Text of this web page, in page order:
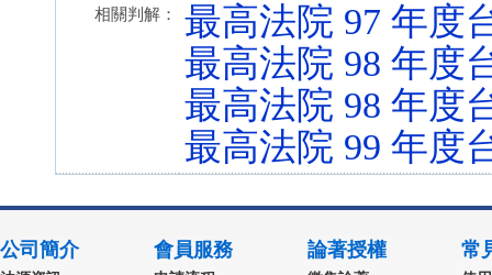
相關判解：
最高法院 97 年度
最高法院 98 年度
最高法院 98 年度
最高法院 99 年度
公司簡介 會員服務 論著授權 常